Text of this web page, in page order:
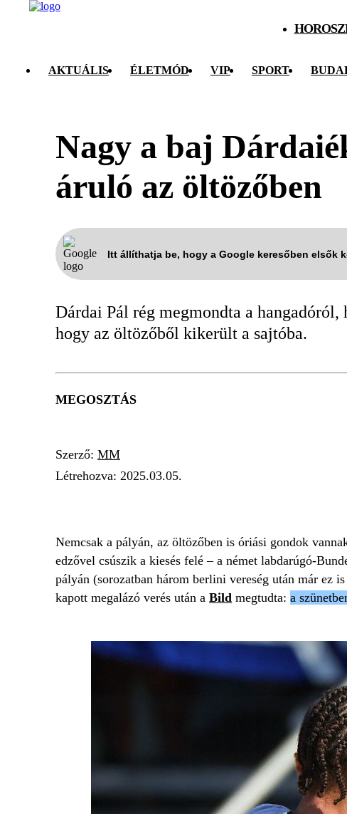
AKTUÁLIS ÉLETMÓD VIP SPORT
Nagy a baj
áruló az öltözőben
Itt állíthatja be, hogy a Google keresőben elsők
Dárdai Pál rég megmondta a
hogy az öltözőből kikerült a sajtóba.
MEGOSZTÁS
Szerző: MM
Létrehozva: 2025.03.05.
Nemcsak a pályán, az öltözőben is óriási gondok
edzővel csúszik a kiesés felé – a német labdarúgó-
pályán (sorozatban három berlini vereség után már ez
kapott megalázó verés után a Bild megtudta: a